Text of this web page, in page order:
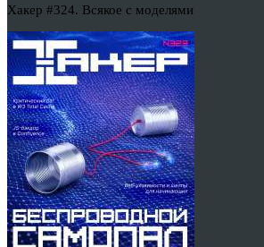
Хакер #324. Всякое с моделями